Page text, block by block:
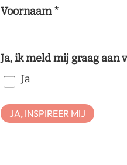
Voornaam*
Ja, ik meld mij graag aan
Ja